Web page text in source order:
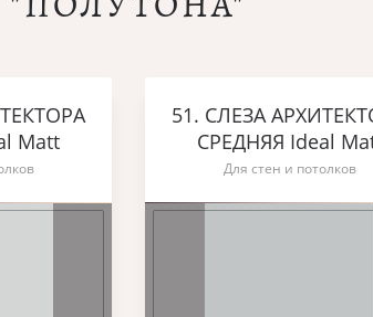
Matt
51. СЛЕЗА
СРЕДНЯЯ Ideal
Для стен и потолков